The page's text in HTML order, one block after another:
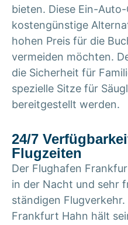
bieten. Diese Ein-
kostengünstige
hohen Preis für die
vermeiden möchten.
die Sicherheit für
spezielle Sitze für
bereitgestellt werden.
24/7
Flugzeiten
Der Flughafen
in der Nacht und sehr
ständigen
Frankfurt Hahn hält